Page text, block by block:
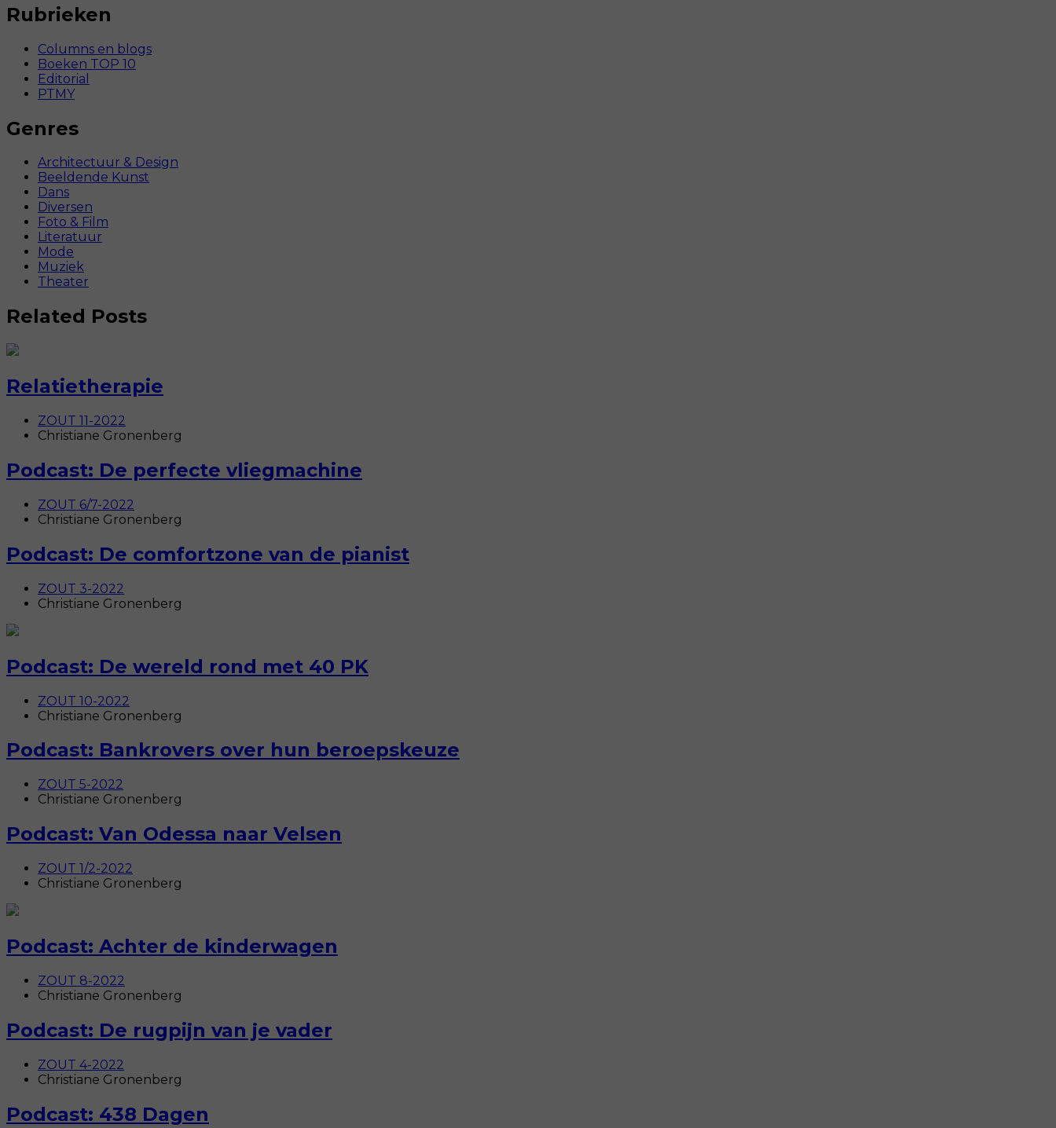
Rubrieken
Columns en blogs
Boeken TOP 10
Editorial
PTMY
Genres
Architectuur & Design
Beeldende Kunst
Dans
Diversen
Foto & Film
Literatuur
Mode
Muziek
Theater
Related Posts
Relatietherapie
ZOUT 11-2022
Christiane Gronenberg
Podcast: De perfecte vliegmachine
ZOUT 6/7-2022
Christiane Gronenberg
Podcast: De comfortzone van de pianist
ZOUT 3-2022
Christiane Gronenberg
Podcast: De wereld rond met 40 PK
ZOUT 10-2022
Christiane Gronenberg
Podcast: Bankrovers over hun beroepskeuze
ZOUT 5-2022
Christiane Gronenberg
Podcast: Van Odessa naar Velsen
ZOUT 1/2-2022
Christiane Gronenberg
Podcast: Achter de kinderwagen
ZOUT 8-2022
Christiane Gronenberg
Podcast: De rugpijn van je vader
ZOUT 4-2022
Christiane Gronenberg
Podcast: 438 Dagen